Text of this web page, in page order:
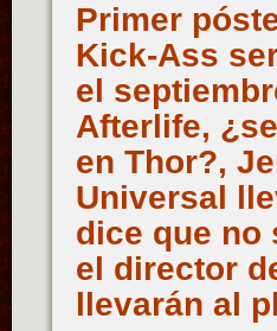
Primer
Kick-Ass
el
Afterlife,
en Thor?,
Universal
dice que no
el director
llevarán al